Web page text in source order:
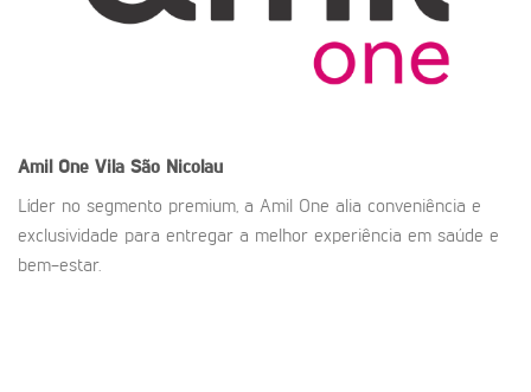
Amil One Vila São Nicolau
Líder no segmento premium, a Amil One alia conveniência e
exclusividade para entregar a melhor experiência em saúde e
bem-estar.